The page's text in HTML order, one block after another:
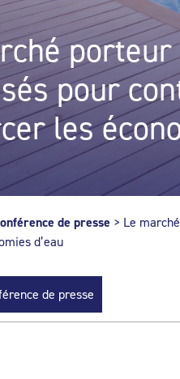
pour
les
de presse > Le
d’eau
de presse